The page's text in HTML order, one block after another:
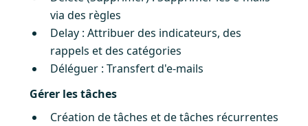
via des règles
Delay : Attribuer des indicateurs, des
rappels et des catégories
Déléguer : Transfert d'e-mails
Gérer les tâches
Création de tâches et de tâches récurrentes